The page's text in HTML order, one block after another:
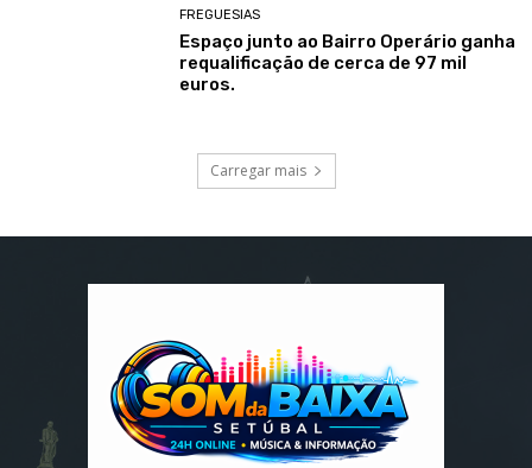
FREGUESIAS
Espaço junto ao Bairro Operário ganha
requalificação de cerca de 97 mil
euros.
Carregar mais